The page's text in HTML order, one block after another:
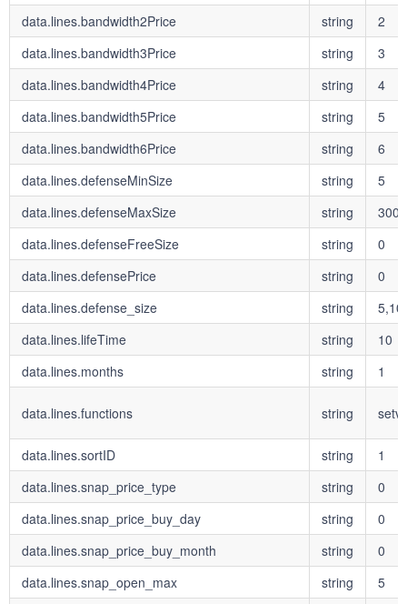
data.lines.bandwidth2Price
string
2
data.lines.bandwidth3Price
string
3
data.lines.bandwidth4Price
string
4
data.lines.bandwidth5Price
string
5
data.lines.bandwidth6Price
string
6
data.lines.defenseMinSize
string
5
data.lines.defenseMaxSize
string
300
data.lines.defenseFreeSize
string
0
data.lines.defensePrice
string
0
data.lines.defense_size
string
data.lines.lifeTime
string
10
data.lines.months
string 1
data.lines.functions string
data.lines.sortID string
1
data.lines.snap_price_type
string
0
data.lines.snap_price_buy_day
string
0
data.lines.snap_price_buy_month
string
0
data.lines.snap_open_max
string
5